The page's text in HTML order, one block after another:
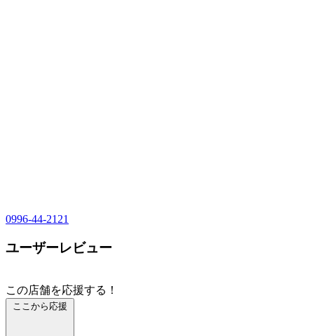
0996-44-2121
ユーザーレビュー
この店舗を応援する！
ここから応援